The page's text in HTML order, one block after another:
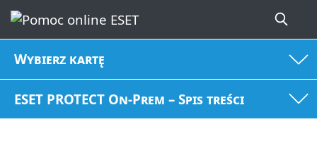
Wybierz kartę
ESET PROTECT On-Prem – Spis treści